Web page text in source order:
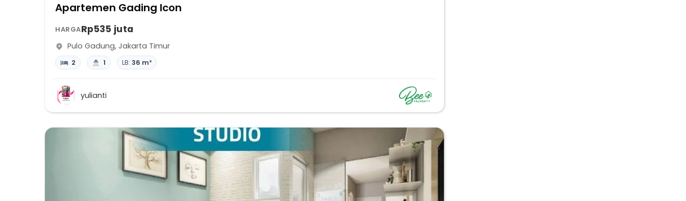
Apartemen Gading Icon
HARGARp535 juta
Pulo Gadung, Jakarta Timur
2 1 LB: 36 m²
yulianti